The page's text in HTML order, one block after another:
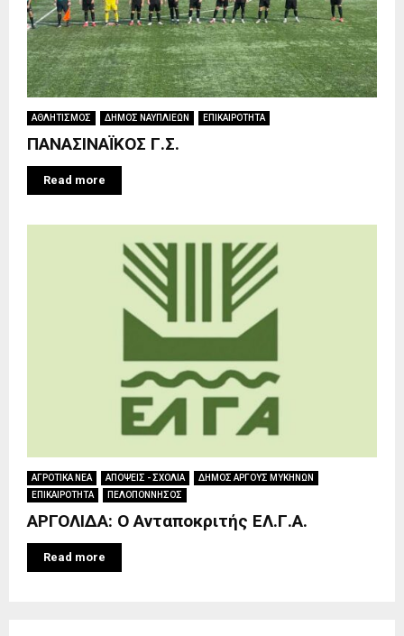
ΑΘΛΗΤΙΣΜΟΣ ΔΗΜΟΣ ΝΑΥΠΛΙΕΩΝ ΕΠΙΚΑΙΡΟΤΗΤΑ
ΠΑΝΑΣΙΝΑΪΚΟΣ Γ.Σ.
Read more
ΑΓΡΟΤΙΚΑ ΝΕΑ ΑΠΟΨΕΙΣ - ΣΧΟΛΙΑ
ΔΗΜΟΣ ΑΡΓΟΥΣ ΜΥΚΗΝΩΝ
ΕΠΙΚΑΙΡΟΤΗΤΑ
ΠΕΛΟΠΟΝΝΗΣΟΣ
ΑΡΓΟΛΙΔΑ: Ο Ανταποκριτής ΕΛ.Γ.Α.
Read more